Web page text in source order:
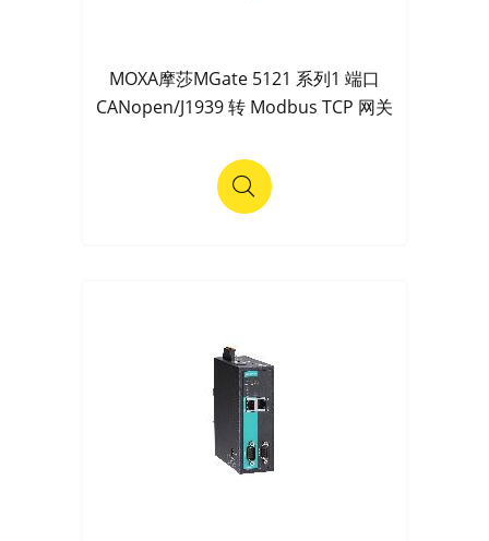
MOXA摩莎MGate 5121 系列1 端口
CANopen/J1939 转 Modbus TCP 网关